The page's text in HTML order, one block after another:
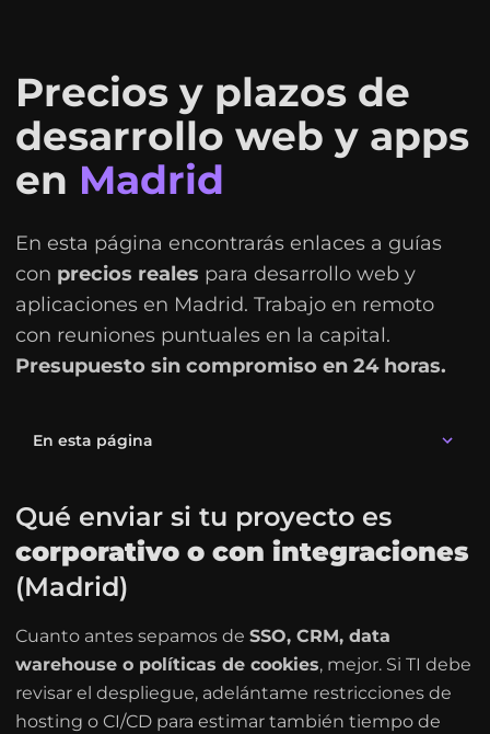
Precios y plazos de
desarrollo web y apps
en Madrid
En esta página encontrarás enlaces a guías
con precios reales para desarrollo web y
aplicaciones en Madrid. Trabajo en remoto
con reuniones puntuales en la capital.
Presupuesto sin compromiso en 24 horas.
En esta página
Qué enviar si tu proyecto es
corporativo o con integraciones
(Madrid)
Cuanto antes sepamos de SSO, CRM, data
warehouse o políticas de cookies, mejor. Si TI debe
revisar el despliegue, adelántame restricciones de
hosting o CI/CD para estimar también tiempo de